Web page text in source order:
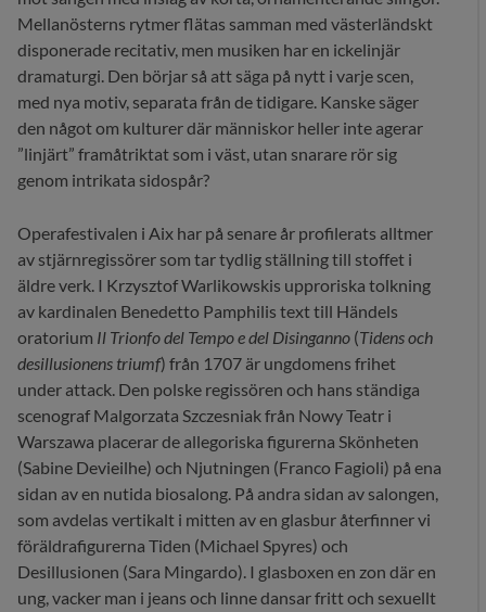
Mellanösterns rytmer flätas samman med västerländskt
disponerade recitativ, men musiken har en ickelinjär
dramaturgi. Den börjar så att säga på nytt i varje scen,
med nya motiv, separata från de tidigare. Kanske säger
den något om kulturer där människor heller inte agerar
”linjärt” framåtriktat som i väst, utan snarare rör sig
genom intrikata sidospår?
Operafestivalen i Aix har på senare år profilerats alltmer
av stjärnregissörer som tar tydlig ställning till stoffet i
äldre verk. I Krzysztof Warlikowskis upproriska tolkning
av kardinalen Benedetto Pamphilis text till Händels
oratorium Il Trionfo del Tempo e del Disinganno (Tidens och
desillusionens triumf) från 1707 är ungdomens frihet
under attack. Den polske regissören och hans ständiga
scenograf Malgorzata Szczesniak från Nowy Teatr i
Warszawa placerar de allegoriska figurerna Skönheten
(Sabine Devieilhe) och Njutningen (Franco Fagioli) på ena
sidan av en nutida biosalong. På andra sidan av salongen,
som avdelas vertikalt i mitten av en glasbur återfinner vi
föräldrafigurerna Tiden (Michael Spyres) och
Desillusionen (Sara Mingardo). I glasboxen en zon där en
ung, vacker man i jeans och linne dansar fritt och sexuellt